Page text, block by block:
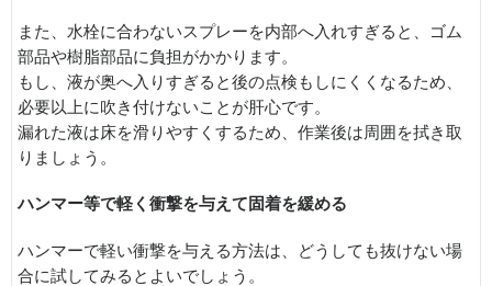
また、水栓に合わないスプレーを内部へ入れすぎると、ゴム
部品や樹脂部品に負担がかかります。
もし、液が奥へ入りすぎると後の点検もしにくくなるため、
必要以上に吹き付けないことが肝心です。
漏れた液は床を滑りやすくするため、作業後は周囲を拭き取
りましょう。
ハンマー等で軽く衝撃を与えて固着を緩める
ハンマーで軽い衝撃を与える方法は、どうしても抜けない場
合に試してみるとよいでしょう。